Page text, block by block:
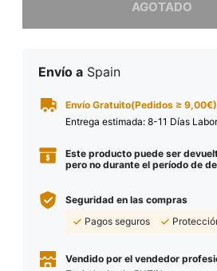
AGOTADO
Envío a Spain
Envío Gratuito(Pedidos ≥ 9,00€)
Entrega estimada: 8-11 Días
Este producto puede ser
pero no durante el período de
Seguridad en las compras
Pagos seguros
Vendido por el vendedor